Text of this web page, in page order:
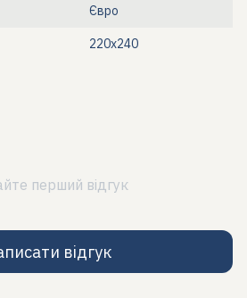
Євро
220х240
перший відгук
відгук